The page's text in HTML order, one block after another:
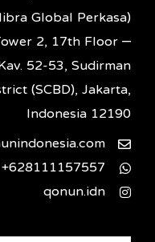
(PT Hibra Global Perkasa)
2, 17th Floor –
52-53, Sudirman
(SCBD), Jakarta,
Indonesia 12190
628111157557+
qonun.idn